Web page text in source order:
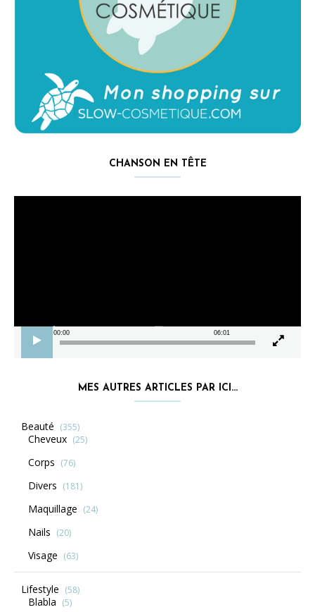
CHANSON EN TÊTE
00:00 06:01
MES AUTRES ARTICLES PAR ICI…
Beauté (355)
Cheveux (25)
Corps (76)
Divers (181)
Maquillage (24)
Nails (20)
Visage (63)
Lifestyle (58)
Blabla (5)